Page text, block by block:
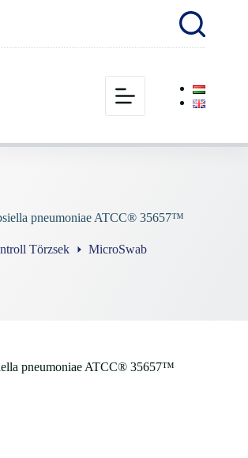
pneumoniae ATCC® 35657™
Törzsek MicroSwab